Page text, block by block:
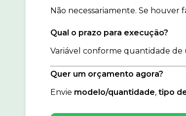
Não necessariamente. Se houver
Qual o prazo para execução?
Variável conforme quantidade de
Quer um orçamento agora?
Envie modelo/quantidade, tipo